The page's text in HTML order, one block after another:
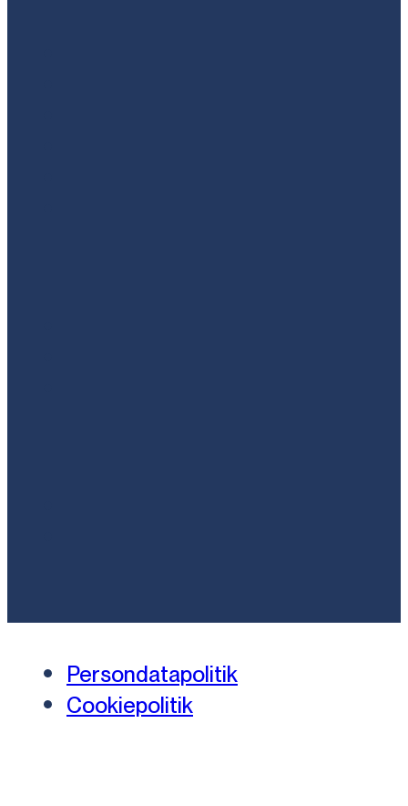
Persondatapolitik
Cookiepolitik